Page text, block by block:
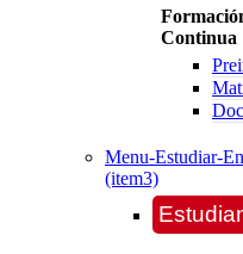
Continua
Menu-Estudiar-
(item3)